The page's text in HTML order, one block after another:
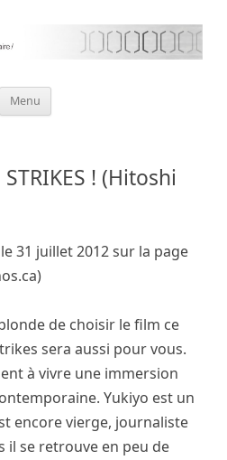
Menu
! (Hitoshi
31 juillet 2012 sur la page
de choisir le film ce
sera aussi pour vous.
à vivre une immersion
Yukiyo est un
encore vierge, journaliste
il se retrouve en peu de